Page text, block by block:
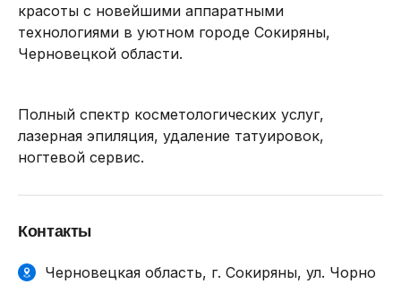
красоты с новейшими аппаратными
технологиями в уютном городе Сокиряны,
Черновецкой области.
Полный спектр косметологических услуг,
лазерная эпиляция, удаление татуировок,
ногтевой сервис.
Контакты
Черновецкая область, г. Сокиряны, ул. Чорно